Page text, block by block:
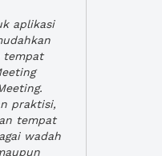
aplikasi
tempat
praktisi,
tempat
wadah